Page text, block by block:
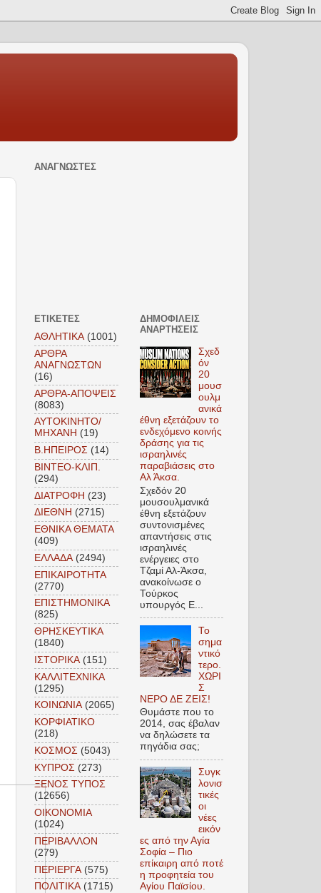
ΑΝΑΓΝΏΣΤΕΣ
ΕΤΙΚΈΤΕΣ
ΑΘΛΗΤΙΚΑ (1001)
ΑΡΘΡΑ
ΑΝΑΓΝΩΣΤΩΝ
(16)
ΑΡΘΡΑ-ΑΠΟΨΕΙΣ
(8083)
ΑΥΤΟΚΙΝΗΤΟ/
ΜΗΧΑΝΗ (19)
Β.ΗΠΕΙΡΟΣ (14)
ΒΙΝΤΕΟ-ΚΛΙΠ.
(294)
ΔΙΑΤΡΟΦΗ (23)
ΔΙΕΘΝΗ (2715)
ΕΘΝΙΚΑ ΘΕΜΑΤΑ
(409)
ΕΛΛΑΔΑ (2494)
ΕΠΙΚΑΙΡΟΤΗΤΑ
(2770)
ΕΠΙΣΤΗΜΟΝΙΚΑ
(825)
ΘΡΗΣΚΕΥΤΙΚΑ
(1840)
ΙΣΤΟΡΙΚΑ (151)
ΚΑΛΛΙΤΕΧΝΙΚΑ
(1295)
ΚΟΙΝΩΝΙΑ (2065)
ΚΟΡΦΙΑΤΙΚΟ
(218)
ΚΟΣΜΟΣ (5043)
ΚΥΠΡΟΣ (273)
ΞΕΝΟΣ ΤΥΠΟΣ
(12656)
ΟΙΚΟΝΟΜΙΑ
(1024)
ΠΕΡΙΒΑΛΛΟΝ
(279)
ΠΕΡΙΕΡΓΑ (575)
ΠΟΛΙΤΙΚΑ (1715)
ΔΗΜΟΦΙΛΕΊΣ
ΑΝΑΡΤΉΣΕΙΣ
Σχεδ
όν
20
μουσ
ουλμ
ανικά
έθνη εξετάζουν το
ενδεχόμενο κοινής
δράσης για τις
ισραηλινές
παραβιάσεις στο
Αλ Άκσα.
Σχεδόν 20
μουσουλμανικά
έθνη εξετάζουν
συντονισμένες
απαντήσεις στις
ισραηλινές
ενέργειες στο
Τζαμί Αλ-Άκσα,
ανακοίνωσε ο
Τούρκος
υπουργός Ε...
Το
σημα
ντικό
τερο.
ΧΩΡΙ
Σ
ΝΕΡΟ ΔΕ ΖΕΙΣ!
Θυμάστε που το
2014, σας έβαλαν
να δηλώσετε τα
πηγάδια σας;
Συγκ
λονισ
τικές
οι
νέες
εικόν
ες από την Αγία
Σοφία – Πιο
επίκαιρη από ποτέ
η προφητεία του
Αγίου Παϊσίου.